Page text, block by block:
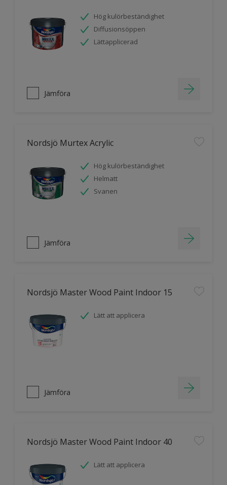
Hög kulörbeständighet
Diffusionsöppen
Lättapplicerad
Jämföra
Nordsjö Murtex Acrylic
Hög kulörbeständighet
Helmatt
Svanen
Jämföra
Nordsjö Master Wood Paint Indoor 15
Lätt att applicera
Jämföra
Nordsjö Master Wood Paint Indoor 40
Lätt att applicera